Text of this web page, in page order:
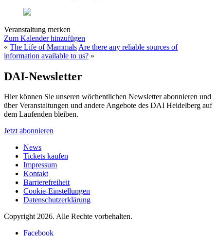
Veranstaltung merken
Zum Kalender hinzufügen
« The Life of Mammals Are there any reliable sources of
information available to us? »
DAI-Newsletter
Hier können Sie unseren wöchentlichen Newsletter abonnieren und
über Veranstaltungen und andere Angebote des DAI Heidelberg auf
dem Laufenden bleiben.
Jetzt abonnieren
News
Tickets kaufen
Impressum
Kontakt
Barrierefreiheit
Cookie-Einstellungen
Datenschutzerklärung
Copyright 2026. Alle Rechte vorbehalten.
Facebook